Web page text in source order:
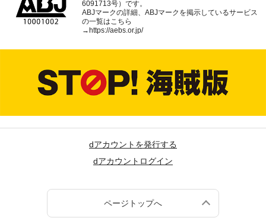
6091713号）です。
ABJマークの詳細、ABJマークを掲示しているサービス
の一覧はこちら
→https://aebs.or.jp/
dアカウントを発行する
dアカウントログイン
ページトップへ